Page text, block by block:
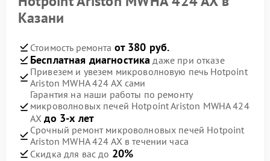
Казани
Стоимость ремонта от 380 руб.
Бесплатная диагностика даже при отказе
Привезем и увезем микроволновую печь Hotpoint
Ariston MWHA 424 AX сами
Гарантия на наши работы по ремонту
микроволновых печей Hotpoint Ariston MWHA 424
AXдо 3-х лет
Срочный ремонт микроволновых печей Hotpoint
Ariston MWHA 424 AX в течении часа
Скидка для вас до 20%